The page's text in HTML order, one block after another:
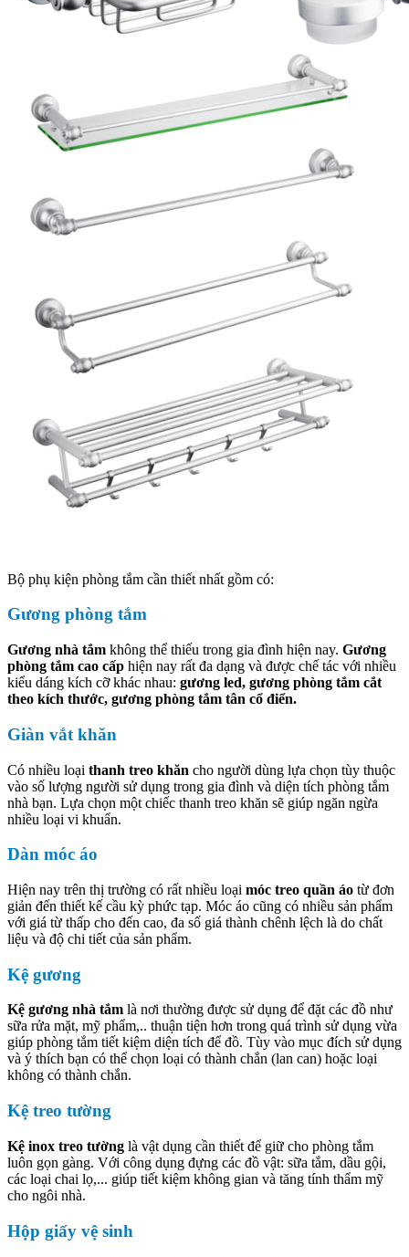
Bộ phụ kiện phòng tắm cần thiết nhất gồm có:
Gương phòng tắm
Gương nhà tắm không thể thiếu trong gia đình hiện nay. Gương
phòng tắm cao cấp hiện nay rất đa dạng và được chế tác với nhiều
kiểu dáng kích cỡ khác nhau: gương led, gương phòng tắm cắt
theo kích thước, gương phòng tắm tân cổ điển.
Giàn vắt khăn
Có nhiều loại thanh treo khăn cho người dùng lựa chọn tùy thuộc
vào số lượng người sử dụng trong gia đình và diện tích phòng tắm
nhà bạn. Lựa chọn một chiếc thanh treo khăn sẽ giúp ngăn ngừa
nhiều loại vi khuẩn.
Dàn móc áo
Hiện nay trên thị trường có rất nhiều loại móc treo quần áo từ đơn
giản đến thiết kế cầu kỳ phức tạp. Móc áo cũng có nhiều sản phẩm
với giá từ thấp cho đến cao, đa số giá thành chênh lệch là do chất
liệu và độ chi tiết của sản phẩm.
Kệ gương
Kệ gương nhà tắm là nơi thường được sử dụng để đặt các đồ như
sữa rửa mặt, mỹ phẩm,.. thuận tiện hơn trong quá trình sử dụng vừa
giúp phòng tắm tiết kiệm diện tích để đồ. Tùy vào mục đích sử dụng
và ý thích bạn có thể chọn loại có thành chắn (lan can) hoặc loại
không có thành chắn.
Kệ treo tường
Kệ inox treo tường là vật dụng cần thiết để giữ cho phòng tắm
luôn gọn gàng. Với công dụng đựng các đồ vật: sữa tắm, dầu gội,
các loại chai lọ,... giúp tiết kiệm không gian và tăng tính thẩm mỹ
cho ngôi nhà.
Hộp giấy vệ sinh